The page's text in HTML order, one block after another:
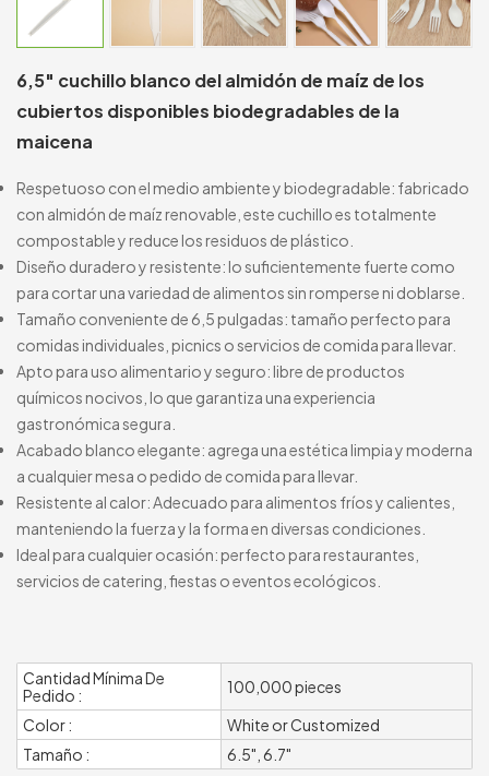
6,5" cuchillo blanco del almidón de maíz de los
cubiertos disponibles biodegradables de la
maicena
Respetuoso con el medio ambiente y biodegradable: fabricado
con almidón de maíz renovable, este cuchillo es totalmente
compostable y reduce los residuos de plástico.
Diseño duradero y resistente: lo suficientemente fuerte como
para cortar una variedad de alimentos sin romperse ni doblarse.
Tamaño conveniente de 6,5 pulgadas: tamaño perfecto para
comidas individuales, picnics o servicios de comida para llevar.
Apto para uso alimentario y seguro: libre de productos
químicos nocivos, lo que garantiza una experiencia
gastronómica segura.
Acabado blanco elegante: agrega una estética limpia y moderna
a cualquier mesa o pedido de comida para llevar.
Resistente al calor: Adecuado para alimentos fríos y calientes,
manteniendo la fuerza y la forma en diversas condiciones.
Ideal para cualquier ocasión: perfecto para restaurantes,
servicios de catering, fiestas o eventos ecológicos.
Cantidad Mínima De
Pedido :
100,000 pieces
Color :
White or Customized
Tamaño :
6.5", 6.7"